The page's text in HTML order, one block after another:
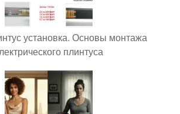
установка. Основы монтажа
плинтуса